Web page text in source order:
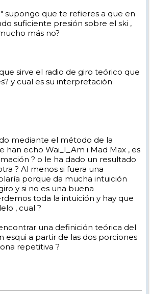
supongo que te refieres a que en
suficiente presión sobre el ski ,
más no?
sirve el radio de giro teórico que
y cual es su interpretación
mediante el método de la
han echo Wai_I_Am i Mad Max , es
? o le ha dado un resultado
? Al menos si fuera una
porque da mucha intuición
y si no es una buena
toda la intuición y hay que
, cual ?
una definición teórica del
esqui a partir de las dos porciones
repetitiva ?